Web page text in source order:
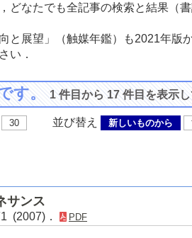
どなたでも全記事の検索と結果（
と展望」（触媒年鑑）も2021年
い．
す。1 件目から 17 件目を表示
30 並び替え 新しいものから
サンス
(2007)． PDF